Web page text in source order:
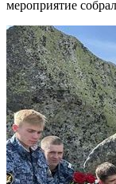
мероприятие